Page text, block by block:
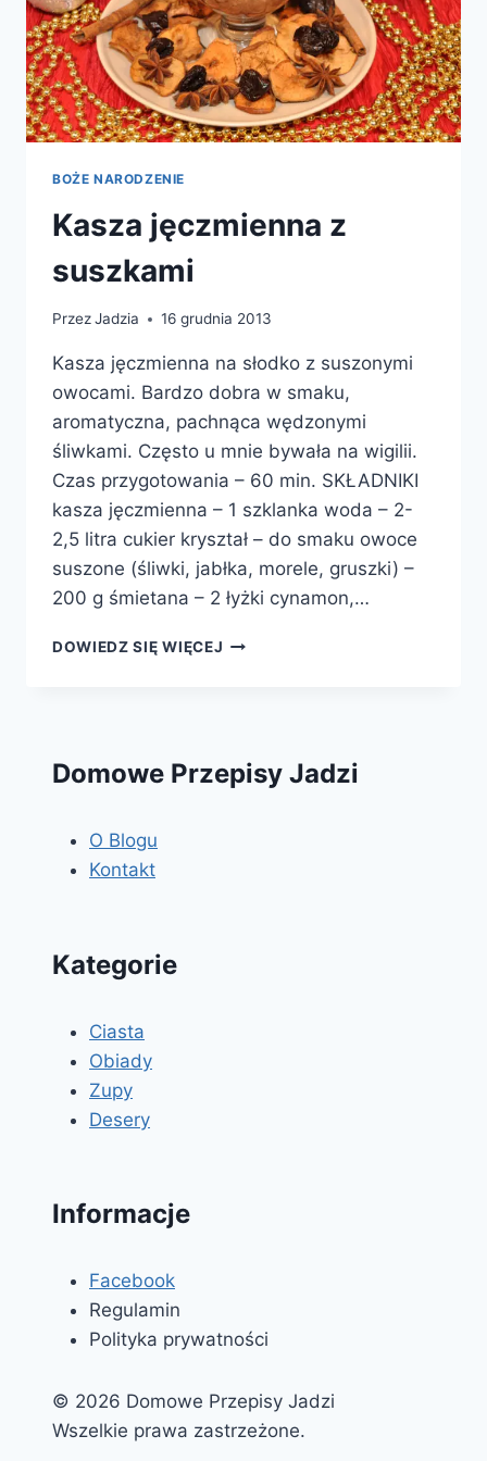
BOŻE NARODZENIE
Kasza jęczmienna z
suszkami
PrzezJadzia 16 grudnia 2013
Kasza jęczmienna na słodko z suszonymi
owocami. Bardzo dobra w smaku,
aromatyczna, pachnąca wędzonymi
śliwkami. Często u mnie bywała na wigilii.
Czas przygotowania – 60 min. SKŁADNIKI
kasza jęczmienna – 1 szklanka woda – 2-
2,5 litra cukier kryształ – do smaku owoce
suszone (śliwki, jabłka, morele, gruszki) –
200 g śmietana – 2 łyżki cynamon,…
DOWIEDZ SIĘ WIĘCEJ KASZA
Domowe Przepisy Jadzi
O Blogu
Kontakt
Kategorie
Ciasta
Obiady
Zupy
Desery
Informacje
Facebook
Regulamin
Polityka prywatności
© 2026 Domowe Przepisy Jadzi
Wszelkie prawa zastrzeżone.